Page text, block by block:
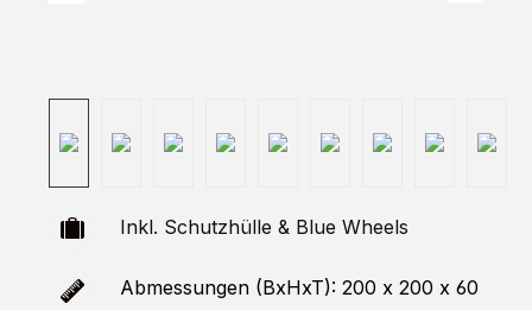
Inkl. Schutzhülle & Blue Wheels
Abmessungen (BxHxT): 200 x 200 x 60